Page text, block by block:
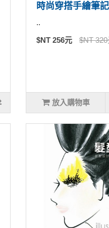
時尚穿搭手繪筆記
..
$NT 256元 $NT
放入購物車